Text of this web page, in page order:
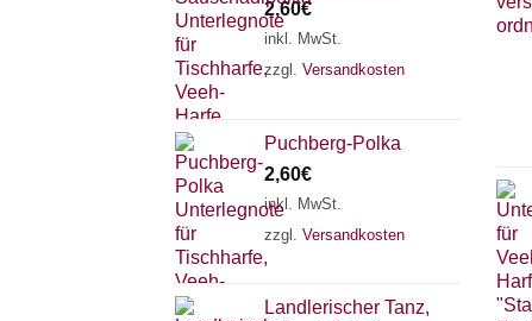
2,60€
inkl. MwSt.
zzgl. Versandkosten
Puchberg-Polka
2,60€
inkl. MwSt.
zzgl. Versandkosten
Landlerischer Tanz,